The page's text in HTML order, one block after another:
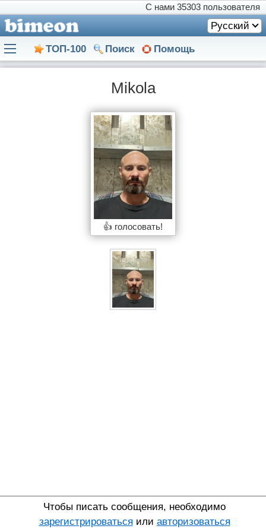
С нами 35303 пользователя
Русский
ТОП-100 Поиск Помощь
Mikola
👍 голосовать!
Чтобы писать сообщения, необходимо
зарегистрироваться или авторизоваться